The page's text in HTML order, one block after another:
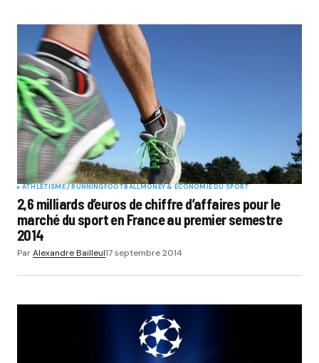
ATHLÉTISME / RUNNING FOOTBALLMONEY & ÉCONOMIE DU SPORT
2,6 milliards d’euros de chiffre d’affaires pour le
marché du sport en France au premier semestre
2014
ParAlexandre Bailleul17 septembre 2014